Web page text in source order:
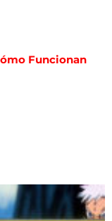
Funcionan